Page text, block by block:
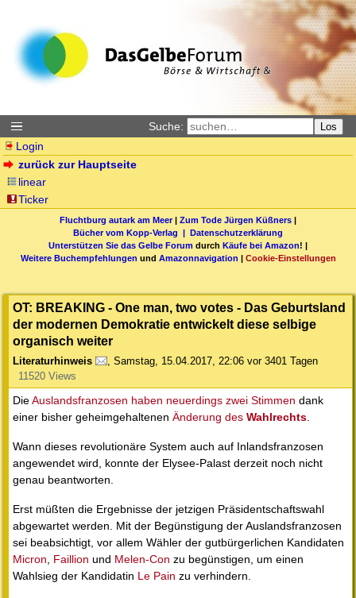
Suche: Los
Login
zurück zur Hauptseite
linear
Ticker
Fluchtburg autark am Meer| Zum Tode Jürgen Küßners |
Bücher vom Kopp-Verlag | Datenschutzerklärung
Unterstützen Sie das Gelbe Forum durch Käufe bei Amazon! |
Weitere Buchempfehlungen und Amazonnavigation | Cookie-Einstellungen
OT: BREAKING - One man, two votes - Das Geburtsland
der modernen Demokratie entwickelt diese selbige
organisch weiter
Literaturhinweis , Samstag, 15.04.2017, 22:06 vor 3401 Tagen
11520 Views
DieAuslandsfranzosen haben neuerdings zwei Stimmen dank
einer bisher geheimgehaltenen Änderung des Wahlrechts.
Wann dieses revolutionäre System auch auf Inlandsfranzosen
angewendet wird, konnte der Elysee-Palast derzeit noch nicht
genau beantworten.
Erst müßten die Ergebnisse der jetzigen Präsidentschaftswahl
abgewartet werden. Mit der Begünstigung der Auslandsfranzosen
sei beabsichtigt, vor allem Wähler der gutbürgerlichen Kandidaten
Micron, Faillion und Melen-Con zu begünstigen, um einen
Wahlsieg der Kandidatin Le Pain zu verhindern.